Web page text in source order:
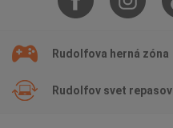
Rudolfova herná zóna
Rudolfov svet repasov